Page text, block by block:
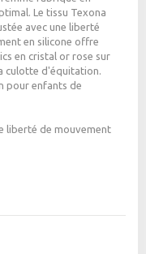
Le tissu Texona
avec une liberté
en silicone offre
en cristal or rose sur
culotte d'équitation.
pour enfants de
liberté de mouvement